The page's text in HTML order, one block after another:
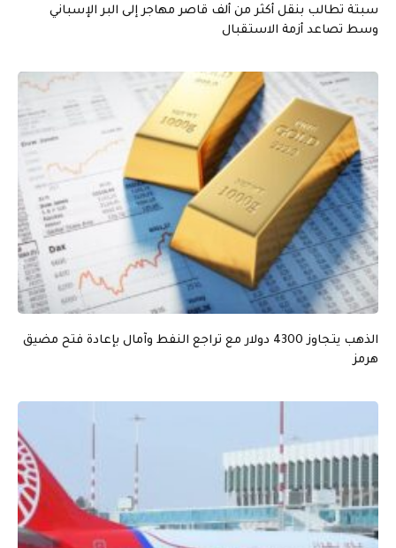
سبتة تطالب بنقل أكثر من ألف قاصر مهاجر إلى البر الإسباني
وسط تصاعد أزمة الاستقبال
الذهب يتجاوز 4300 دولار مع تراجع النفط وآمال بإعادة فتح مضيق
هرمز